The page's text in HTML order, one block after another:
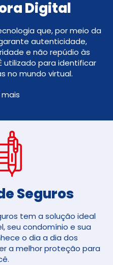
Digital
que, por meio da
autenticidade,
e não repúdio às
utilizado para identificar
no mundo virtual.
Seguros​
tem a solução ideal
seu condomínio e sua
o dia a dia dos
a melhor proteção para